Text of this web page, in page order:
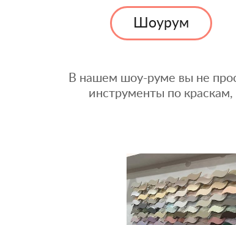
Шоурум
В нашем шоу-руме вы не
инструменты по